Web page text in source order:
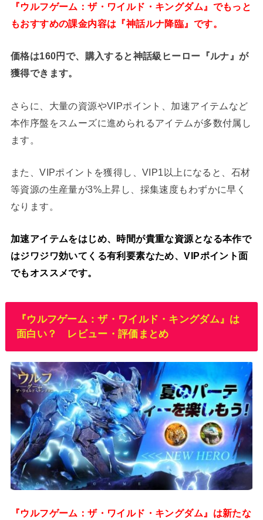
『ウルフゲーム：ザ・ワイルド・キングダム』でもっと
もおすすめの課金内容は『神話ルナ降臨』です。
価格は160円で、購入すると神話級ヒーロー『ルナ』が
獲得できます。
さらに、大量の資源やVIPポイント、加速アイテムなど
本作序盤をスムーズに進められるアイテムが多数付属し
ます。
また、VIPポイントを獲得し、VIP1以上になると、石材
等資源の生産量が3%上昇し、採集速度もわずかに早く
なります。
加速アイテムをはじめ、時間が貴重な資源となる本作で
はジワジワ効いてくる有利要素なため、VIPポイント面
でもオススメです。
『ウルフゲーム：ザ・ワイルド・キングダム』は
面白い？ レビュー・評価まとめ
『ウルフゲーム：ザ・ワイルド・キングダム』は新たな